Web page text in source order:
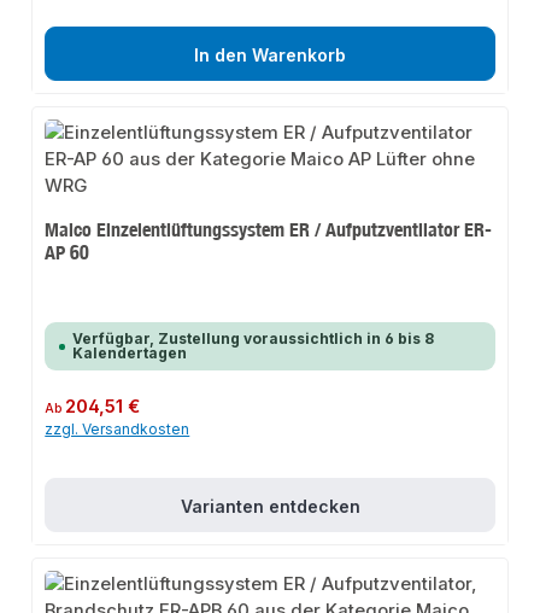
In den Warenkorb
Maico Einzelentlüftungssystem ER / Aufputzventilator ER-
AP 60
Verfügbar, Zustellung voraussichtlich in 6 bis 8
Kalendertagen
Regulärer Preis:
Ab 204,51 €
zzgl. Versandkosten
Varianten entdecken